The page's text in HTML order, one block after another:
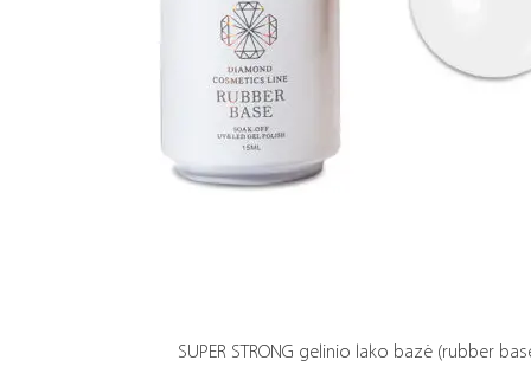
SUPER STRONG gelinio lako bazė (rubber